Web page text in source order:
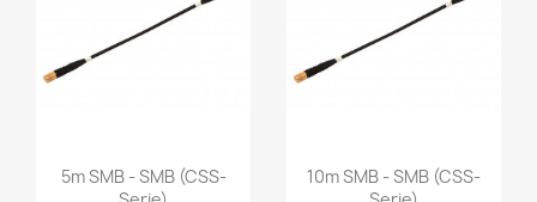
Vorschau
5m SMB - SMB (CSS-
Vorschau
10m SMB - SMB (CSS-